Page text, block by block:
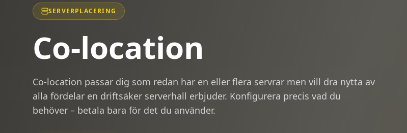
SERVERPLACERING
Co-location
Co-location passar dig som redan har en eller flera servrar men vill dra nytta av
alla fördelar en driftsäker serverhall erbjuder. Konfigurera precis vad du
behöver – betala bara för det du använder.